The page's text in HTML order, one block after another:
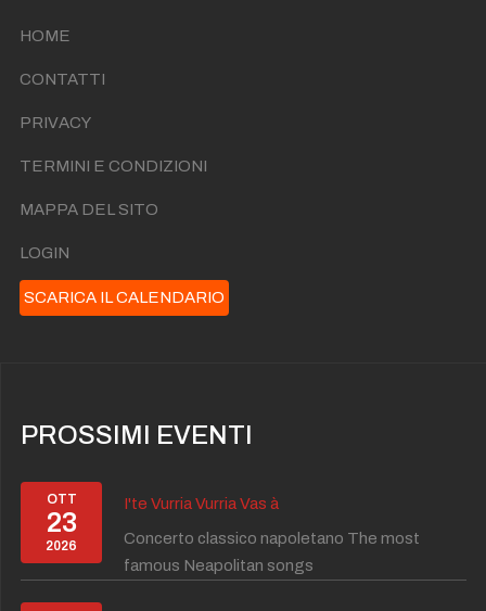
HOME
CONTATTI
PRIVACY
TERMINI E CONDIZIONI
MAPPA DEL SITO
LOGIN
SCARICA IL CALENDARIO
PROSSIMI EVENTI
OTT
23
2026
I'te Vurria Vurria Vas à
Concerto classico napoletano The most
famous Neapolitan songs